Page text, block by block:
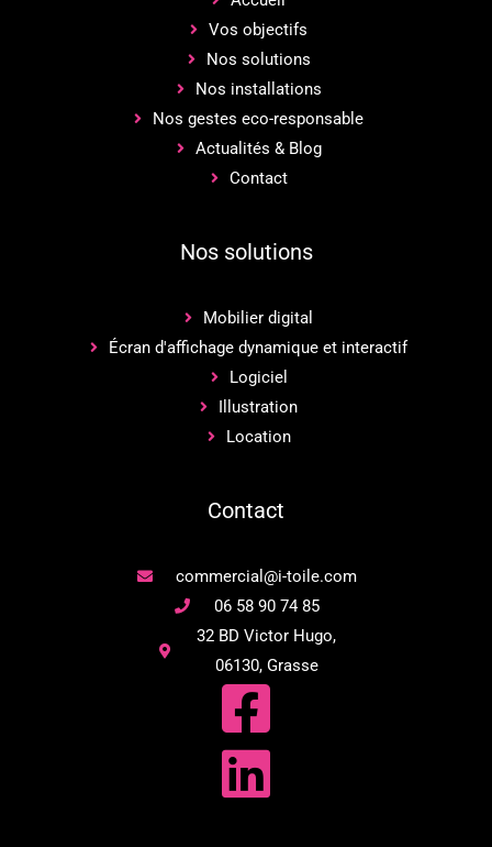
Vos objectifs
Nos solutions
Nos installations
Nos gestes eco-responsable
Actualités & Blog
Contact
Nos solutions
Mobilier digital
Écran d'affichage dynamique et interactif
Logiciel
Illustration
Location
Contact
commercial@i-toile.com
06 58 90 74 85
32 BD Victor Hugo,
06130, Grasse